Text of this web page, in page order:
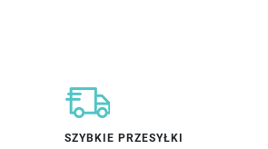
SZYBKIE PRZESYŁKI